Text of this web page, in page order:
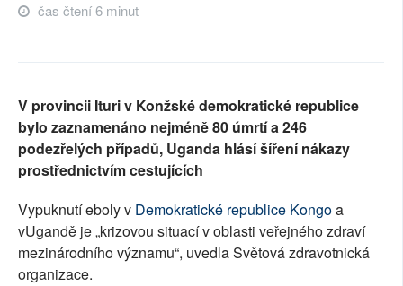
čas čtení 6 minut
V provincii Ituri v Konžské demokratické republice
bylo zaznamenáno nejméně 80 úmrtí a 246
podezřelých případů, Uganda hlásí šíření nákazy
prostřednictvím cestujících
Vypuknutí eboly v Demokratické republice Kongoa
vUgandě je „krizovou situací v oblasti veřejného zdraví
mezinárodního významu“, uvedla Světová zdravotnická
organizace.